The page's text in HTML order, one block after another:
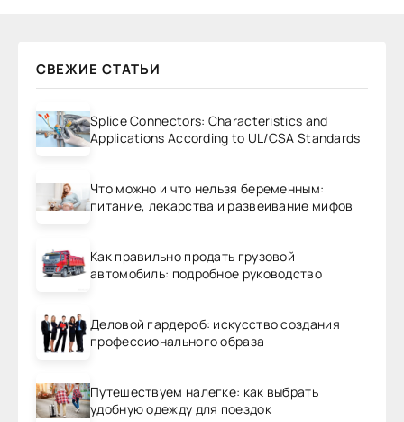
СВЕЖИЕ СТАТЬИ
Splice Connectors: Characteristics and
Applications According to UL/CSA Standards
Что можно и что нельзя беременным:
питание, лекарства и развеивание мифов
Как правильно продать грузовой
автомобиль: подробное руководство
Деловой гардероб: искусство создания
профессионального образа
Путешествуем налегке: как выбрать
удобную одежду для поездок